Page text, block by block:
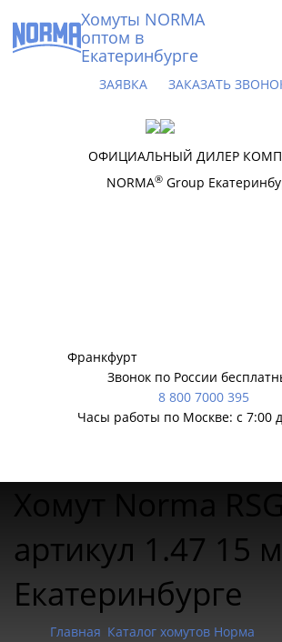
Хомуты NORMA
оптом в
Екатеринбурге
ЗАЯВКА ЗАКАЗАТЬ
ОФИЦИАЛЬНЫЙ ДИЛЕР
NORMA®Group
Франкфурт
Звонок по России
8 800 7000 395
Часы работы по Москве: с 7:00
Хомут Norma
артикул 1.47 15
Екатеринбурге
Главная Каталог хомутов Норма